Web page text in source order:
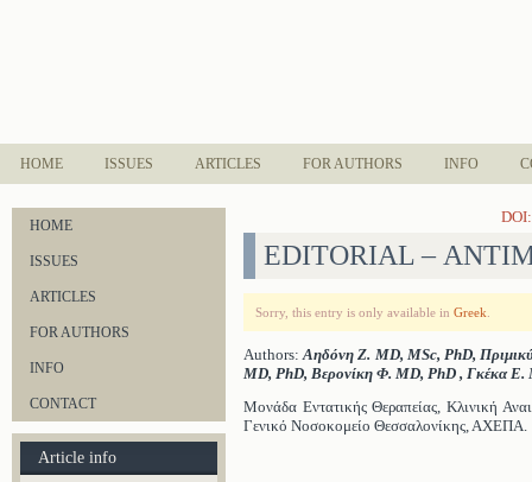
HOME ISSUES ARTICLES FOR AUTHORS INFO
HOME
ISSUES
ARTICLES
FOR AUTHORS
INFO
CONTACT
Article info
EDITORIAL –
Sorry, this entry is only available in Greek
Authors:Αηδόνη Ζ. MD, MSc, PhD,
MD, PhD, Βερονίκη Φ. MD, PhD , Γκέκα Ε.
Μονάδα Εντατικής Θεραπείας, Κλινική
Γενικό Νοσοκομείο Θεσσαλονίκης, ΑΧΕΠΑ.